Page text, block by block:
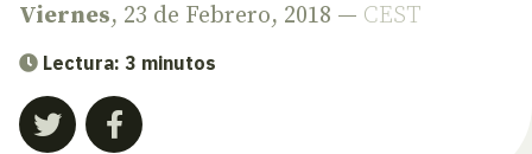
Viernes, 23 de Febrero, 2018 — CEST
Lectura: 3 minutos